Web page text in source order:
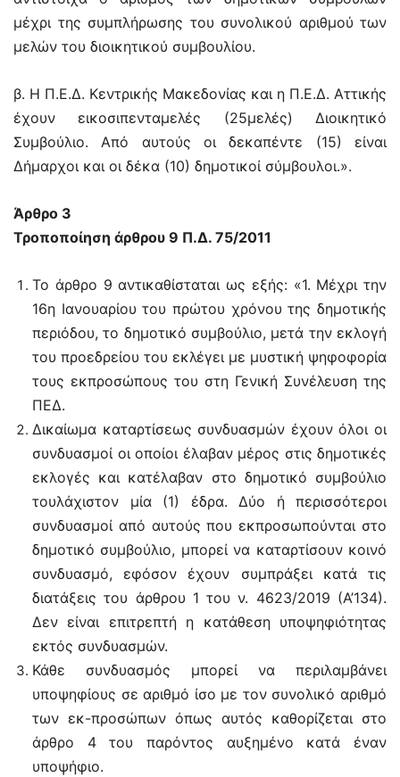
μέχρι της συμπλήρωσης του συνολικού αριθμού των
μελών του διοικητικού συμβουλίου.
β. Η Π.Ε.Δ. Κεντρικής Μακεδονίας και η Π.Ε.Δ. Αττικής
έχουν εικοσιπενταμελές (25μελές) Διοικητικό
Συμβούλιο. Από αυτούς οι δεκαπέντε (15) είναι
Δήμαρχοι και οι δέκα (10) δημοτικοί σύμβουλοι.».
Άρθρο 3
Τροποποίηση άρθρου 9 Π.Δ. 75/2011
Το άρθρο 9 αντικαθίσταται ως εξής: «1. Μέχρι την
16η Ιανουαρίου του πρώτου χρόνου της δημοτικής
περιόδου, το δημοτικό συμβούλιο, μετά την εκλογή
του προεδρείου του εκλέγει με μυστική ψηφοφορία
τους εκπροσώπους του στη Γενική Συνέλευση της
ΠΕΔ.
Δικαίωμα καταρτίσεως συνδυασμών έχουν όλοι οι
συνδυασμοί οι οποίοι έλαβαν μέρος στις δημοτικές
εκλογές και κατέλαβαν στο δημοτικό συμβούλιο
τουλάχιστον μία (1) έδρα. Δύο ή περισσότεροι
συνδυασμοί από αυτούς που εκπροσωπούνται στο
δημοτικό συμβούλιο, μπορεί να καταρτίσουν κοινό
συνδυασμό, εφόσον έχουν συμπράξει κατά τις
διατάξεις του άρθρου 1 του ν. 4623/2019 (Α’134).
Δεν είναι επιτρεπτή η κατάθεση υποψηφιότητας
εκτός συνδυασμών.
Κάθε συνδυασμός μπορεί να περιλαμβάνει
υποψηφίους σε αριθμό ίσο με τον συνολικό αριθμό
των εκ-προσώπων όπως αυτός καθορίζεται στο
άρθρο 4 του παρόντος αυξημένο κατά έναν
υποψήφιο.